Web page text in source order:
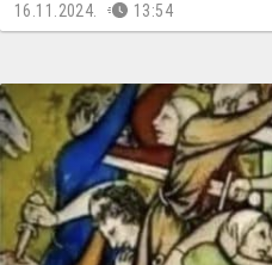
16.11.2024. 13:54